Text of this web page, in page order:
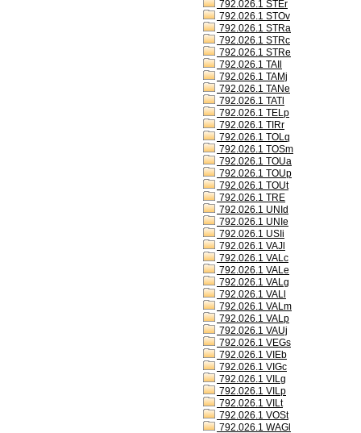
792.026.1 STEr
792.026.1 STOv
792.026.1 STRa
792.026.1 STRc
792.026.1 STRe
792.026.1 TAIl
792.026.1 TAMj
792.026.1 TANe
792.026.1 TATl
792.026.1 TELp
792.026.1 TIRr
792.026.1 TOLq
792.026.1 TOSm
792.026.1 TOUa
792.026.1 TOUp
792.026.1 TOUt
792.026.1 TRE
792.026.1 UNId
792.026.1 UNIe
792.026.1 USIi
792.026.1 VAJl
792.026.1 VALc
792.026.1 VALe
792.026.1 VALg
792.026.1 VALl
792.026.1 VALm
792.026.1 VALp
792.026.1 VAUj
792.026.1 VEGs
792.026.1 VIEb
792.026.1 VIGc
792.026.1 VILg
792.026.1 VILp
792.026.1 VILt
792.026.1 VOSt
792.026.1 WAGl